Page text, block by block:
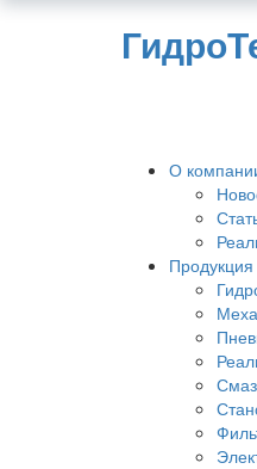
О
Продукция